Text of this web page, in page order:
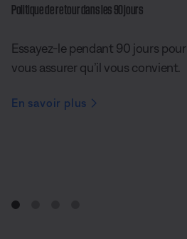
Politique de retour dans les 90 jours
Essayez-le pendant 90 jours pour
vous assurer qu’il vous convient.
En savoir plus